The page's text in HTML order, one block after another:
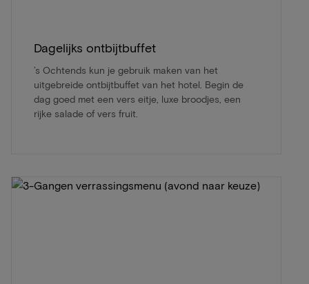
Dagelijks ontbijtbuffet
’s Ochtends kun je gebruik maken van het
uitgebreide ontbijtbuffet van het hotel. Begin de
dag goed met een vers eitje, luxe broodjes, een
rijke salade of vers fruit.